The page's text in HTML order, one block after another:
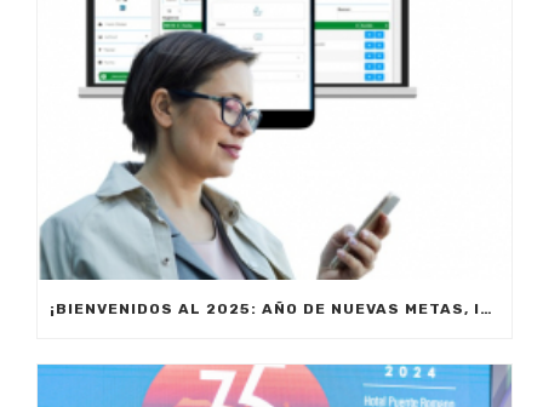
¡BIENVENIDOS AL 2025: AÑO DE NUEVAS METAS, INNOVACIÓN Y PRODUCTIVIDAD!